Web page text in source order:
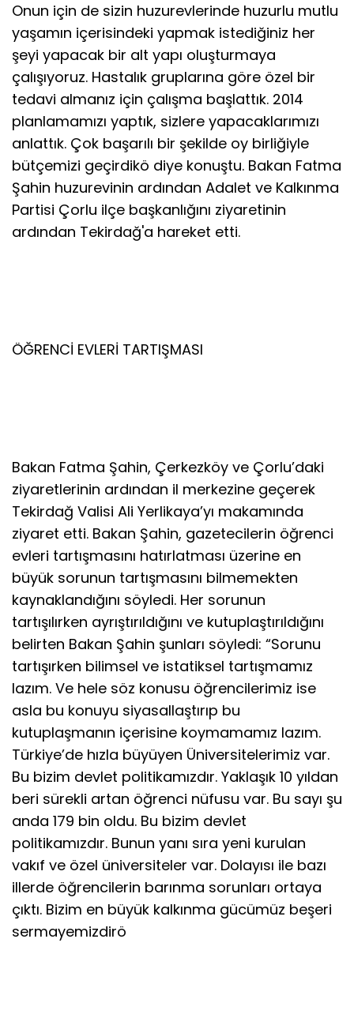
Onun için de sizin huzurevlerinde huzurlu mutlu
yaşamın içerisindeki yapmak istediğiniz her
şeyi yapacak bir alt yapı oluşturmaya
çalışıyoruz. Hastalık gruplarına göre özel bir
tedavi almanız için çalışma başlattık. 2014
planlamamızı yaptık, sizlere yapacaklarımızı
anlattık. Çok başarılı bir şekilde oy birliğiyle
bütçemizi geçirdikö diye konuştu. Bakan Fatma
Şahin huzurevinin ardından Adalet ve Kalkınma
Partisi Çorlu ilçe başkanlığını ziyaretinin
ardından Tekirdağ'a hareket etti.
ÖĞRENCİ EVLERİ TARTIŞMASI
Bakan Fatma Şahin, Çerkezköy ve Çorlu’daki
ziyaretlerinin ardından il merkezine geçerek
Tekirdağ Valisi Ali Yerlikaya’yı makamında
ziyaret etti. Bakan Şahin, gazetecilerin öğrenci
evleri tartışmasını hatırlatması üzerine en
büyük sorunun tartışmasını bilmemekten
kaynaklandığını söyledi. Her sorunun
tartışılırken ayrıştırıldığını ve kutuplaştırıldığını
belirten Bakan Şahin şunları söyledi: “Sorunu
tartışırken bilimsel ve istatiksel tartışmamız
lazım. Ve hele söz konusu öğrencilerimiz ise
asla bu konuyu siyasallaştırıp bu
kutuplaşmanın içerisine koymamamız lazım.
Türkiye’de hızla büyüyen Üniversitelerimiz var.
Bu bizim devlet politikamızdır. Yaklaşık 10 yıldan
beri sürekli artan öğrenci nüfusu var. Bu sayı şu
anda 179 bin oldu. Bu bizim devlet
politikamızdır. Bunun yanı sıra yeni kurulan
vakıf ve özel üniversiteler var. Dolayısı ile bazı
illerde öğrencilerin barınma sorunları ortaya
çıktı. Bizim en büyük kalkınma gücümüz beşeri
sermayemizdirö